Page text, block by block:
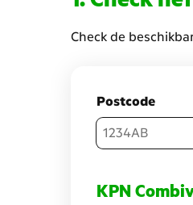
Check de
Postcode
KPN